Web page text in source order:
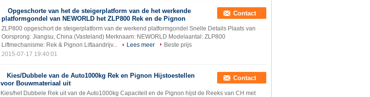
Opgeschorte van het de steigerplatform van de het werkende
platformgondel van NEWORLD het ZLP800 Rek en de Pignon
Contact
ZLP800 opgeschort de steigerplatform van de werkend platformgondel Snelle Details Plaats van
Oorsprong: Jiangsu, China (Vasteland) Merknaam: NEWORLD Modelaantal: ZLP800
Liftmechanisme: Rek & Pignon Liftaandrijv...
Lees meer
Beste prijs
2015-07-17 19:40:01
Kies/Dubbele van de Auto1000kg Rek en Pignon Hijstoestellen
voor Bouwmateriaal uit
Contact
Kies/het Dubbele Rek uit van de Auto1000kg Capaciteit en de Pignon hijst de Reeks van CH met